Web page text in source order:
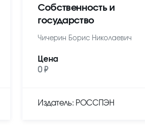
Собственность и
государство
Чичерин Борис Николаевич
Цена
0 ₽
Издатель: РОССПЭН